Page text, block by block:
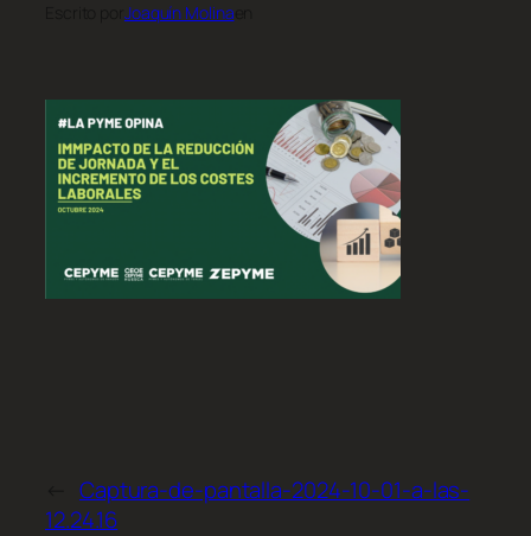
Joaquín Molina
Captura-de-pantalla-2024-10-01-a-las-
12.24.16